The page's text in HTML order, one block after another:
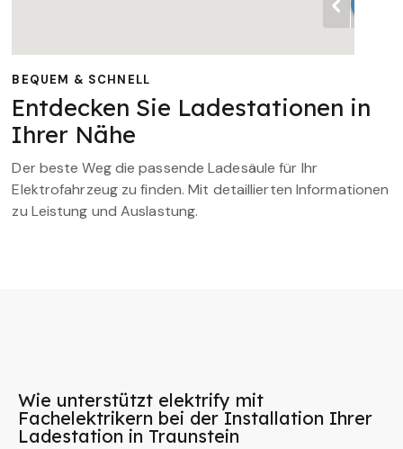
BEQUEM & SCHNELL
Entdecken Sie Ladestationen in
Ihrer Nähe
Der beste Weg die passende Ladesäule für Ihr
Elektrofahrzeug zu finden. Mit detaillierten Informationen
zu Leistung und Auslastung.
Wie unterstützt elektrify mit
Fachelektrikern bei der Installation Ihrer
Ladestation in Traunstein